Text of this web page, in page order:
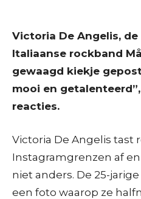
Victoria De Angelis,
Italiaanse rockband
gewaagd kiekje
mooi en
reacties.
Victoria De Angelis tast
Instagramgrenzen af
niet anders. De 25-
een foto waarop ze